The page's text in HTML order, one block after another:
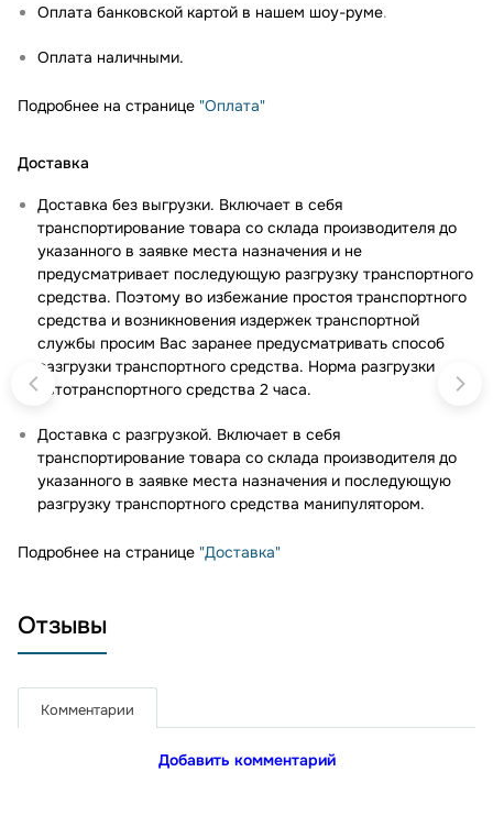
Оплата банковской картой в нашем шоу-руме.
Оплата наличными.
Подробнее на странице "Оплата"
Доставка
Доставка без выгрузки. Включает в себя
транспортирование товара со склада производителя до
указанного в заявке места назначения и не
предусматривает последующую разгрузку транспортного
средства. Поэтому во избежание простоя транспортного
средства и возникновения издержек транспортной
службы просим Вас заранее предусматривать способ
разгрузки транспортного средства. Норма разгрузки
автотранспортного средства 2 часа.
Доставка с разгрузкой. Включает в себя
транспортирование товара со склада производителя до
указанного в заявке места назначения и последующую
разгрузку транспортного средства манипулятором.
Подробнее на странице "Доставка"
Отзывы
Комментарии
Добавить комментарий